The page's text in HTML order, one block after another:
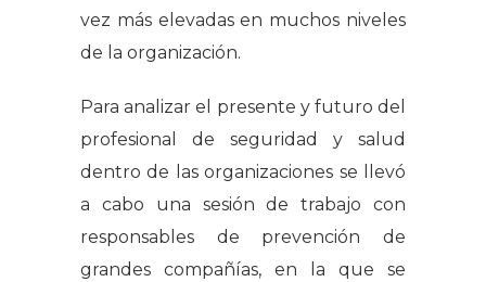
vez más elevadas en muchos niveles
de la organización.
Para analizar el presente y futuro del
profesional de seguridad y salud
dentro de las organizaciones se llevó
a cabo una sesión de trabajo con
responsables de prevención de
grandes compañías, en la que se